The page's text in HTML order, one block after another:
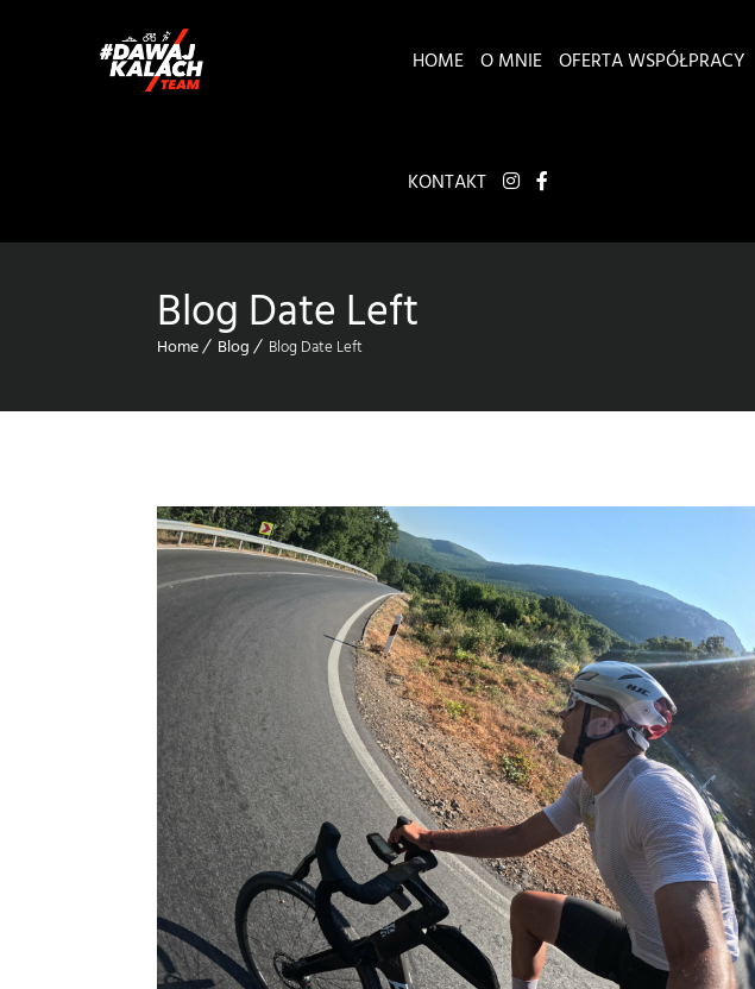
HOME O MNIE OFERTA WSPÓŁPRACY
KONTAKT
Blog Date Left
Home Blog Blog Date Left